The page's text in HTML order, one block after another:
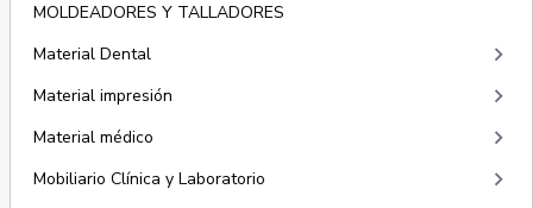
MOLDEADORES Y TALLADORES
Material Dental
keyboard_arrow_right
Material impresión keyboard_arrow_right
Material médico keyboard_arrow_right
Mobiliario Clínica y Laboratorio keyboard_arrow_right